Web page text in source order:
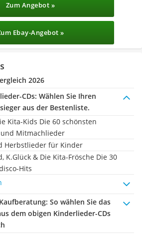
Zum Angebot »
Ebay-Angebot »
2026
CDs: Wählen Sie Ihren
aus der Bestenliste.
Kita-Kids Die 60 schönsten
Mitmachlieder
Herbstlieder für Kinder
K.Glück & Die Kita-Frösche Die 30
Hits
: So wählen Sie das
dem obigen Kinderlieder-CDs